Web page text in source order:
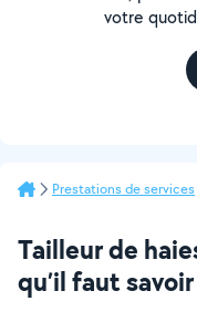
votre
Prestations de services
Tailleur de
qu’il faut savoir